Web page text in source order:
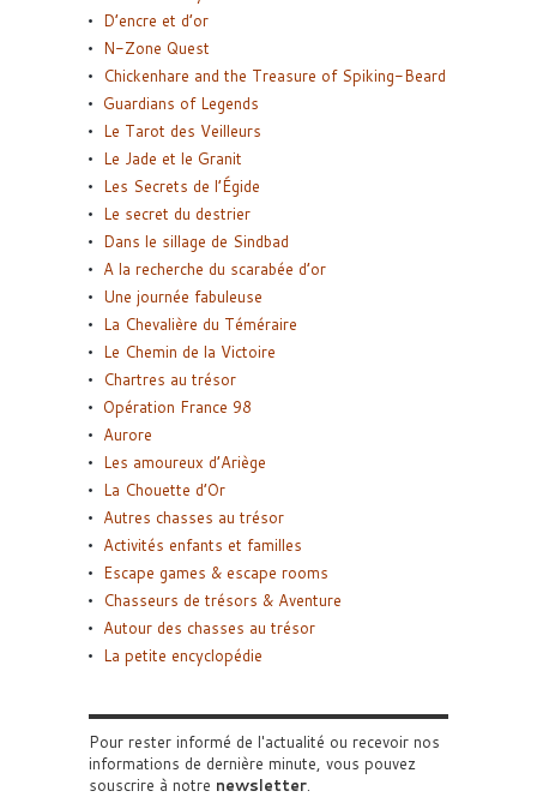
D’encre et d’or
N-Zone Quest
Chickenhare and the Treasure of Spiking-Beard
Guardians of Legends
Le Tarot des Veilleurs
Le Jade et le Granit
Les Secrets de l’Égide
Le secret du destrier
Dans le sillage de Sindbad
A la recherche du scarabée d’or
Une journée fabuleuse
La Chevalière du Téméraire
Le Chemin de la Victoire
Chartres au trésor
Opération France 98
Aurore
Les amoureux d’Ariège
La Chouette d’Or
Autres chasses au trésor
Activités enfants et familles
Escape games & escape rooms
Chasseurs de trésors & Aventure
Autour des chasses au trésor
La petite encyclopédie
Pour rester informé de l'actualité ou recevoir nos
informations de dernière minute, vous pouvez
souscrire à notre newsletter.